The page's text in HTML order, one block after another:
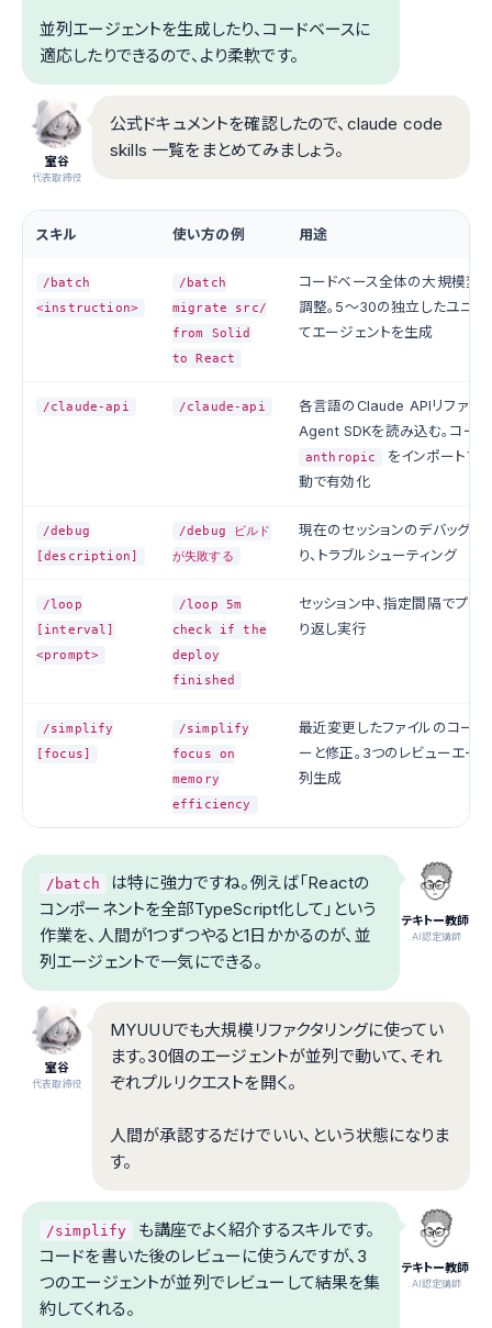
並列エージェントを生成したり、コードベースに
適応したりできるので、より柔軟です。
室谷
代表取締役
公式ドキュメントを確認したので、claude code
skills 一覧をまとめてみましょう。
スキル 使い方の例 用途
/batch
<instruction>
/batch
migrate src/
from Solid
to React
コードベース全体の大規模変
調整。5〜30の独立したユニッ
てエージェントを生成
/claude-api /claude-api
各言語のClaude APIリファレ
Agent SDKを読み込む。コード
anthropic
をインポートす
動で有効化
/debug
[description]
/debug ビルド
が失敗する
現在のセッションのデバッグロ
り、トラブルシューティング
/loop
[interval]
<prompt>
/loop 5m
check if the
deploy
finished
セッション中、指定間隔でプロ
り返し実行
/simplify
[focus]
/simplify
focus on
memory
efficiency
最近変更したファイルのコード
ーと修正。3つのレビューエー
列生成
テキトー教師
.AI認定講師
/batch
は特に強力ですね。例えば「Reactの
コンポーネントを全部TypeScript化して」という
作業を、人間が1つずつやると1日かかるのが、並
列エージェントで一気にできる。
室谷
代表取締役
MYUUUでも大規模リファクタリングに使ってい
ます。30個のエージェントが並列で動いて、それ
ぞれプルリクエストを開く。
人間が承認するだけでいい、という状態になりま
す。
テキトー教師
.AI認定講師
/simplify
も講座でよく紹介するスキルです。
コードを書いた後のレビューに使うんですが、3
つのエージェントが並列でレビューして結果を集
約してくれる。